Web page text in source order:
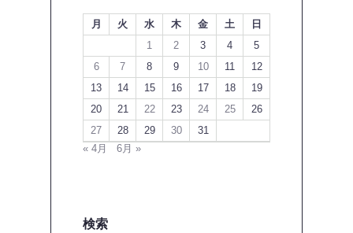
月 火 水 木 金 土
日
1
2 3 4
5
6
7 8 9 10 11
12
13
14 15 16 17 18
19
20
21 22 23 24 25
26
27
28 29 30
31
« 4月
6月 »
検索